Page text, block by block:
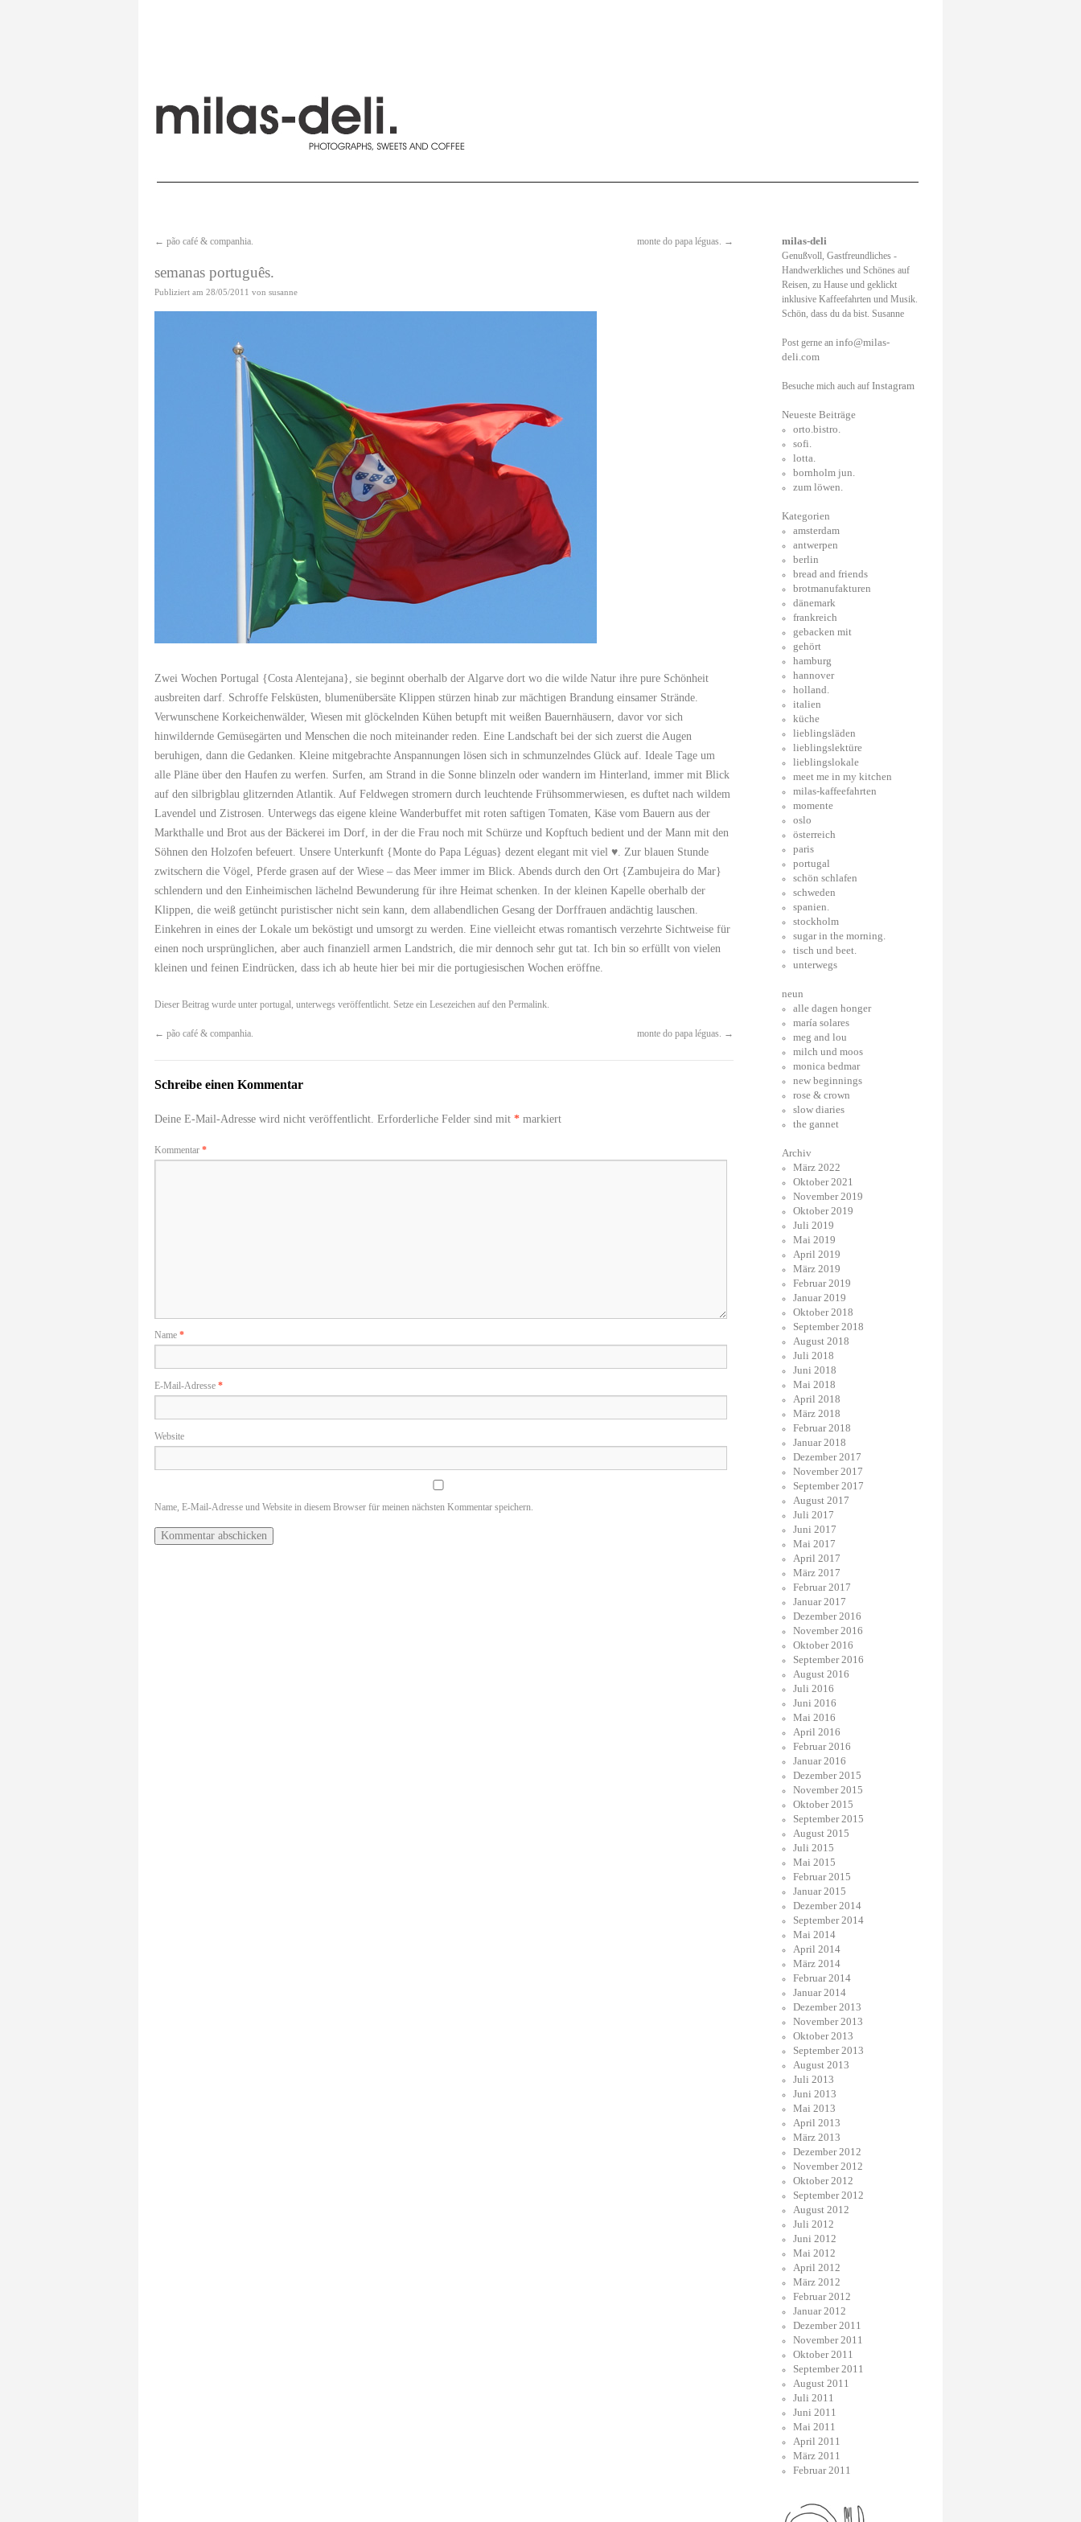
← pão café & companhia. monte do papa léguas. →
semanas português.
Publiziert am 28/05/2011 von susanne
Zwei Wochen Portugal {Costa Alentejana}, sie beginnt oberhalb der Algarve dort wo die wilde Natur ihre pure Schönheit
ausbreiten darf. Schroffe Felsküsten, blumenübersäte Klippen stürzen hinab zur mächtigen Brandung einsamer Strände.
Verwunschene Korkeichenwälder, Wiesen mit glöckelnden Kühen betupft mit weißen Bauernhäusern, davor vor sich
hinwildernde Gemüsegärten und Menschen die noch miteinander reden. Eine Landschaft bei der sich zuerst die Augen
beruhigen, dann die Gedanken. Kleine mitgebrachte Anspannungen lösen sich in schmunzelndes Glück auf. Ideale Tage um
alle Pläne über den Haufen zu werfen. Surfen, am Strand in die Sonne blinzeln oder wandern im Hinterland, immer mit Blick
auf den silbrigblau glitzernden Atlantik. Auf Feldwegen stromern durch leuchtende Frühsommerwiesen, es duftet nach wildem
Lavendel und Zistrosen. Unterwegs das eigene kleine Wanderbuffet mit roten saftigen Tomaten, Käse vom Bauern aus der
Markthalle und Brot aus der Bäckerei im Dorf, in der die Frau noch mit Schürze und Kopftuch bedient und der Mann mit den
Söhnen den Holzofen befeuert. Unsere Unterkunft {Monte do Papa Léguas} dezent elegant mit viel ♥. Zur blauen Stunde
zwitschern die Vögel, Pferde grasen auf der Wiese – das Meer immer im Blick. Abends durch den Ort {Zambujeira do Mar}
schlendern und den Einheimischen lächelnd Bewunderung für ihre Heimat schenken. In der kleinen Kapelle oberhalb der
Klippen, die weiß getüncht puristischer nicht sein kann, dem allabendlichen Gesang der Dorffrauen andächtig lauschen.
Einkehren in eines der Lokale um beköstigt und umsorgt zu werden. Eine vielleicht etwas romantisch verzehrte Sichtweise für
einen noch ursprünglichen, aber auch finanziell armen Landstrich, die mir dennoch sehr gut tat. Ich bin so erfüllt von vielen
kleinen und feinen Eindrücken, dass ich ab heute hier bei mir die portugiesischen Wochen eröffne.
Dieser Beitrag wurde unter portugal, unterwegs veröffentlicht. Setze ein Lesezeichen auf den Permalink.
← pão café & companhia. monte do papa léguas. →
Schreibe einen Kommentar
Deine E-Mail-Adresse wird nicht veröffentlicht. Erforderliche Felder sind mit * markiert
Kommentar *
Name *
E-Mail-Adresse *
Website
Name, E-Mail-Adresse und Website in diesem Browser für meinen nächsten Kommentar speichern.
milas-deli
Genußvoll, Gastfreundliches -
Handwerkliches und Schönes auf
Reisen, zu Hause und geklickt
inklusive Kaffeefahrten und Musik.
Schön, dass du da bist. Susanne
Post gerne an info@milas-
deli.com
Besuche mich auch auf Instagram
Neueste Beiträge
orto.bistro.
sofi.
lotta.
bornholm jun.
zum löwen.
Kategorien
amsterdam
antwerpen
berlin
bread and friends
brotmanufakturen
dänemark
frankreich
gebacken mit
gehört
hamburg
hannover
holland.
italien
küche
lieblingsläden
lieblingslektüre
lieblingslokale
meet me in my kitchen
milas-kaffeefahrten
momente
oslo
österreich
paris
portugal
schön schlafen
schweden
spanien.
stockholm
sugar in the morning.
tisch und beet.
unterwegs
neun
alle dagen honger
maría solares
meg and lou
milch und moos
monica bedmar
new beginnings
rose & crown
slow diaries
the gannet
Archiv
März 2022
Oktober 2021
November 2019
Oktober 2019
Juli 2019
Mai 2019
April 2019
März 2019
Februar 2019
Januar 2019
Oktober 2018
September 2018
August 2018
Juli 2018
Juni 2018
Mai 2018
April 2018
März 2018
Februar 2018
Januar 2018
Dezember 2017
November 2017
September 2017
August 2017
Juli 2017
Juni 2017
Mai 2017
April 2017
März 2017
Februar 2017
Januar 2017
Dezember 2016
November 2016
Oktober 2016
September 2016
August 2016
Juli 2016
Juni 2016
Mai 2016
April 2016
Februar 2016
Januar 2016
Dezember 2015
November 2015
Oktober 2015
September 2015
August 2015
Juli 2015
Mai 2015
Februar 2015
Januar 2015
Dezember 2014
September 2014
Mai 2014
April 2014
März 2014
Februar 2014
Januar 2014
Dezember 2013
November 2013
Oktober 2013
September 2013
August 2013
Juli 2013
Juni 2013
Mai 2013
April 2013
März 2013
Dezember 2012
November 2012
Oktober 2012
September 2012
August 2012
Juli 2012
Juni 2012
Mai 2012
April 2012
März 2012
Februar 2012
Januar 2012
Dezember 2011
November 2011
Oktober 2011
September 2011
August 2011
Juli 2011
Juni 2011
Mai 2011
April 2011
März 2011
Februar 2011